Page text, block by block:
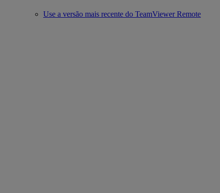
Use a versão mais recente do TeamViewer Remote